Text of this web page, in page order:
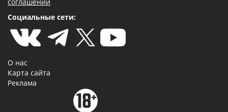
Социальные сети:
О нас
Карта сайта
Реклама